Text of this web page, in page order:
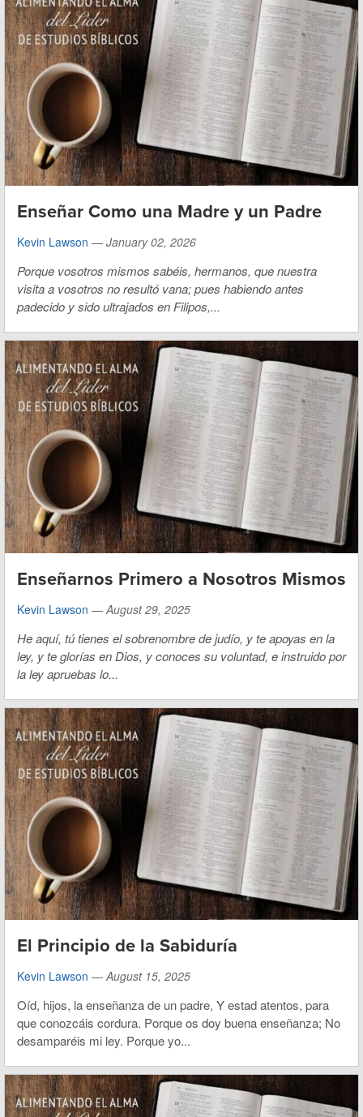
Enseñar Como una Madre y un Padre
Kevin Lawson — January 02, 2026
Porque vosotros mismos sabéis, hermanos, que nuestra
visita a vosotros no resultó vana; pues habiendo antes
padecido y sido ultrajados en Filipos,...
Enseñarnos Primero a Nosotros Mismos
Kevin Lawson — August 29, 2025
He aquí, tú tienes el sobrenombre de judío, y te apoyas en la
ley, y te glorías en Dios, y conoces su voluntad, e instruido por
la ley apruebas lo...
El Principio de la Sabiduría
Kevin Lawson —August 15, 2025
Oíd, hijos, la enseñanza de un padre, Y estad atentos, para
que conozcáis cordura. Porque os doy buena enseñanza; No
desamparéis mi ley. Porque yo...